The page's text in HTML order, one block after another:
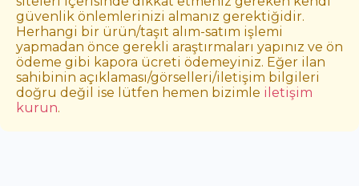
güvenlik önlemlerinizi almanız gerektiğidir.
Herhangi bir ürün/taşıt alım-satım işlemi
yapmadan önce gerekli araştırmaları yapınız ve ön
ödeme gibi kapora ücreti ödemeyiniz. Eğer ilan
sahibinin açıklaması/görselleri/iletişim bilgileri
doğru değil ise lütfen hemen bizimle iletişim
kurun.